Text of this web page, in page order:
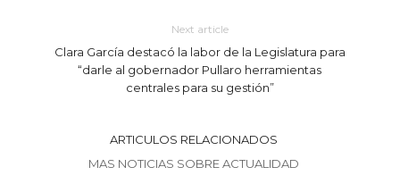
Next article
Clara García destacó la labor de la Legislatura para
“darle al gobernador Pullaro herramientas
centrales para su gestión”
ARTICULOS RELACIONADOS
MAS NOTICIAS SOBRE ACTUALIDAD